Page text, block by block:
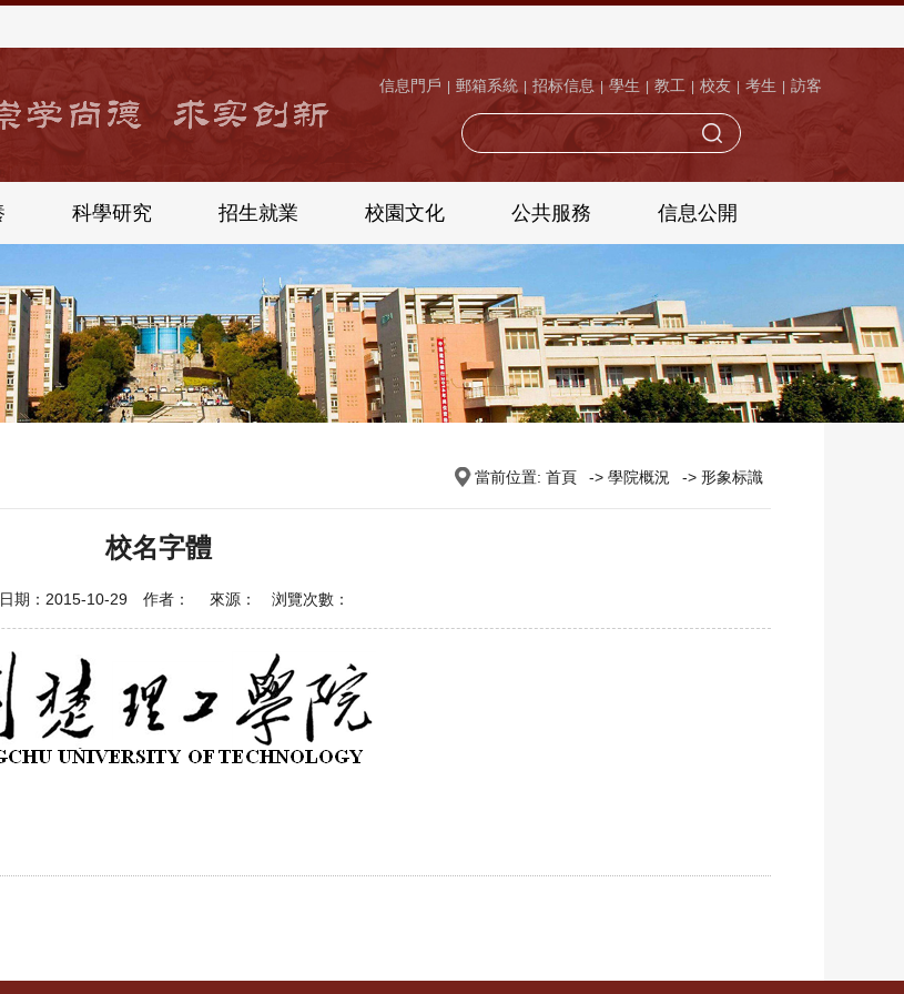
信息門戶 | 郵箱系統 | 招标信息 | 學生 | 教工 | 校友 | 考生 | 訪客
科學研究 招生就業 校園文化 公共服務 信息公開
當前位置: 首頁 -> 學院概況 -> 形象标識
校名字體
期：2015-10-29 作者： 來源： 浏覽次數：